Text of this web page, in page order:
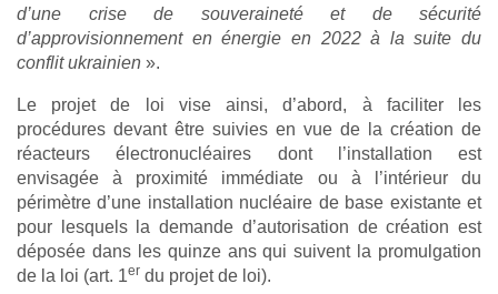
d’une crise de souveraineté et de sécurité
d’approvisionnement en énergie en 2022 à la suite du
conflit ukrainien ».
Le projet de loi vise ainsi, d’abord, à faciliter les
procédures devant être suivies en vue de la création de
réacteurs électronucléaires dont l’installation est
envisagée à proximité immédiate ou à l’intérieur du
périmètre d’une installation nucléaire de base existante et
pour lesquels la demande d’autorisation de création est
déposée dans les quinze ans qui suivent la promulgation
de la loi (art. 1er du projet de loi).